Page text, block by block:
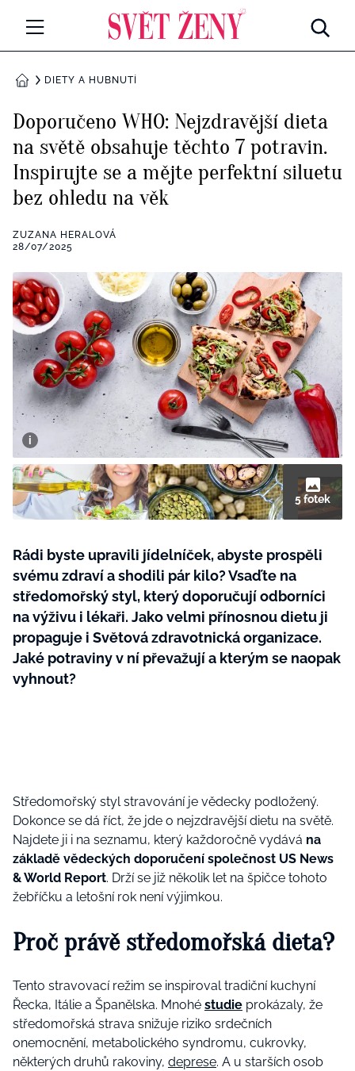
Všechny kategorie
Rozhovory
RETROHUBKY
PSYCHOLOGIE
Seberozvoj
ZDRAVÍ
Životní styl
ZÁBAVA
Všechny kategorie
Testy a kvízy
BYDLENÍ
Všechny kategorie
Tvoření
Rady a tipy
BurdaMedia
Extra
SVĚT ŽENY - 599 KČ
ROČNÍ PŘEDPLATNÉ SVĚT ŽENY +
SADA PRODUKTŮ MANA (10 ks)
DOMŮDIETY A HUBNUTÍ
Doporučeno WHO: Nejzdravější dieta
na světě obsahuje těchto 7 potravin.
Inspirujte se a mějte perfektní siluetu
bez ohledu na věk
ZUZANA HERALOVÁ
28/07/2025
5 fotek
Rádi byste upravili jídelníček, abyste prospěli
svému zdraví a shodili pár kilo? Vsaďte na
středomořský styl, který doporučují odborníci
na výživu i lékaři. Jako velmi přínosnou dietu ji
propaguje i Světová zdravotnická organizace.
Jaké potraviny v ní převažují a kterým se naopak
vyhnout?
Středomořský styl stravování je vědecky podložený.
Dokonce se dá říct, že jde o nejzdravější dietu na světě.
Najdete ji i na seznamu, který každoročně vydává na
základě vědeckých doporučení společnost US News
& World Report. Drží se již několik let na špičce tohoto
žebříčku a letošní rok není výjimkou.
Proč právě středomořská dieta?
Tento stravovací režim se inspiroval tradiční kuchyní
Řecka, Itálie a Španělska. Mnohé studie prokázaly, že
středomořská strava snižuje riziko srdečních
onemocnění, metabolického syndromu, cukrovky,
některých druhů rakoviny, deprese. A u starších osob